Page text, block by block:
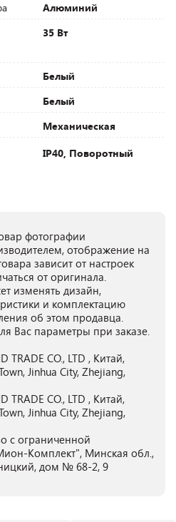
Алюминий
35 Вт
Белый
Белый
Механическая
IP40, Поворотный
фотографии
отображение на
зависит от настроек
от оригинала.
изменять дизайн,
и комплектацию
об этом продавца.
Вас параметры при заказе.
TRADE CO., LTD , Китай,
Jinhua City, Zhejiang,
TRADE CO., LTD , Китай,
Jinhua City, Zhejiang,
с ограниченной
Комплект", Минская обл.,
дом № 68-2, 9